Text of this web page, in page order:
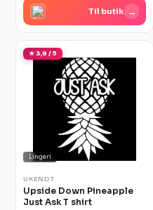
Til butik →
★ 3,9 / 5
Lingeri
UKENDT
Upside Down Pineapple
Just Ask T shirt